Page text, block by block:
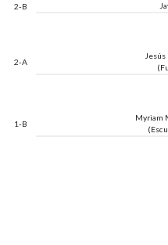
2-B
2-A
1-B
Myriam